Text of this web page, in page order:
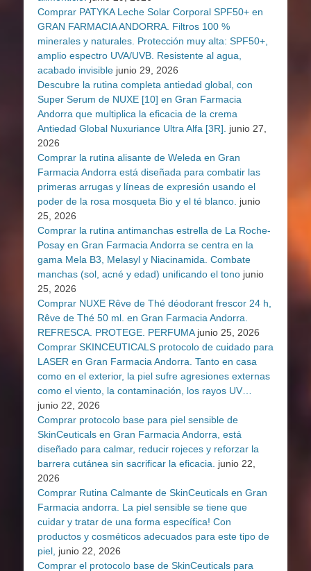
Comprar PATYKA Leche Solar Corporal SPF50+ en
GRAN FARMACIA ANDORRA. Filtros 100 %
minerales y naturales. Protección muy alta: SPF50+,
amplio espectro UVA/UVB. Resistente al agua,
acabado invisible junio 29, 2026
Descubre la rutina completa antiedad global, con
Super Serum de NUXE [10] en Gran Farmacia
Andorra que multiplica la eficacia de la crema
Antiedad Global Nuxuriance Ultra Alfa [3R].
junio 27,
2026
Comprar la rutina alisante de Weleda en Gran
Farmacia Andorra está diseñada para combatir las
primeras arrugas y líneas de expresión usando el
poder de la rosa mosqueta Bio y el té blanco. junio
25, 2026
Comprar la rutina antimanchas estrella de La Roche-
Posay en Gran Farmacia Andorra se centra en la
gama Mela B3, Melasyl y Niacinamida. Combate
manchas (sol, acné y edad) unificando el tono junio
25, 2026
Comprar NUXE Rêve de Thé déodorant frescor 24 h,
Rêve de Thé 50 ml. en Gran Farmacia Andorra.
REFRESCA. PROTEGE. PERFUMA junio 25, 2026
Comprar SKINCEUTICALS protocolo de cuidado para
LASER en Gran Farmacia Andorra. Tanto en casa
como en el exterior, la piel sufre agresiones externas
como el viento, la contaminación, los rayos UV…
junio 22, 2026
Comprar protocolo base para piel sensible de
SkinCeuticals en Gran Farmacia Andorra, está
diseñado para calmar, reducir rojeces y reforzar la
barrera cutánea sin sacrificar la eficacia.
junio 22,
2026
Comprar Rutina Calmante de SkinCeuticals en Gran
Farmacia andorra. La piel sensible se tiene que
cuidar y tratar de una forma específica! Con
productos y cosméticos adecuados para este tipo de
piel, junio 22, 2026
Comprar el protocolo base de SkinCeuticals para